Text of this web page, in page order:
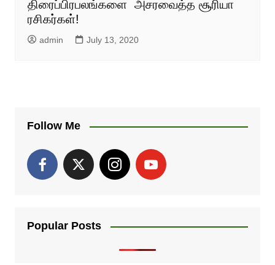
திரைப்பிரபலங்களை அசரவைத்த சூரியா
ரசிகர்கள்!
admin July 13, 2020
Follow Me
Popular Posts